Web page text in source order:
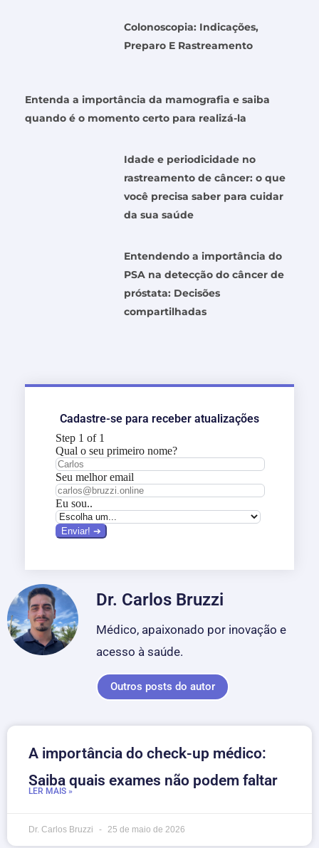
Colonoscopia: Indicações,
Preparo E Rastreamento
Entenda a importância da mamografia e saiba
quando é o momento certo para realizá-la
Idade e periodicidade no
rastreamento de câncer: o que
você precisa saber para cuidar
da sua saúde
Entendendo a importância do
PSA na detecção do câncer de
próstata: Decisões
compartilhadas
Cadastre-se para receber atualizações
Dr. Carlos Bruzzi
Médico, apaixonado por inovação e
acesso à saúde.
Outros posts do autor
A importância do check-up médico:
Saiba quais exames não podem faltar
LER MAIS »
Dr. Carlos Bruzzi 25 de maio de 2026